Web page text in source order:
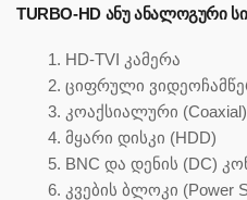
TURBO-HD ᲐᲜᲣ ᲐᲜᲐᲚᲝᲒᲣᲠᲘ
HD-TVI კამერა
ციფრული
კოაქსიალური (Coaxial)
მყარი დისკი (HDD)
BNC და დენის (DC)
კვების ბლოკი (Power